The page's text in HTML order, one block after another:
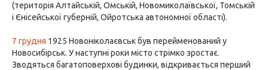
(територія Алтайській, Омській, Новомиколаївської, Томській
і Єнісейської губерній, Ойротська автономної області).
7 грудня 1925 Новоніколаєвськ був перейменований у
Новосибірськ. У наступні роки місто стрімко зростає.
Зводяться багатоповерхові будинки, відкривається перший